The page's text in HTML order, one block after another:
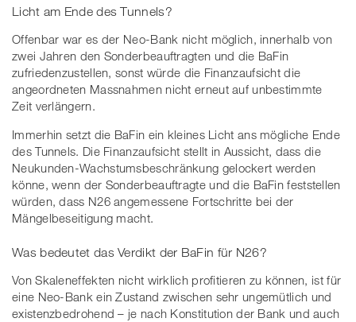
Licht am Ende des Tunnels?
Offenbar war es der Neo-Bank nicht möglich, innerhalb von
zwei Jahren den Sonderbeauftragten und die BaFin
zufriedenzustellen, sonst würde die Finanzaufsicht die
angeordneten Massnahmen nicht erneut auf unbestimmte
Zeit verlängern.
Immerhin setzt die BaFin ein kleines Licht ans mögliche Ende
des Tunnels. Die Finanzaufsicht stellt in Aussicht, dass die
Neukunden-Wachstumsbeschränkung gelockert werden
könne, wenn der Sonderbeauftragte und die BaFin feststellen
würden, dass N26 angemessene Fortschritte bei der
Mängelbeseitigung macht.
Was bedeutet das Verdikt der BaFin für N26?
Von Skaleneffekten nicht wirklich profitieren zu können, ist für
eine Neo-Bank ein Zustand zwischen sehr ungemütlich und
existenzbedrohend – je nach Konstitution der Bank und auch